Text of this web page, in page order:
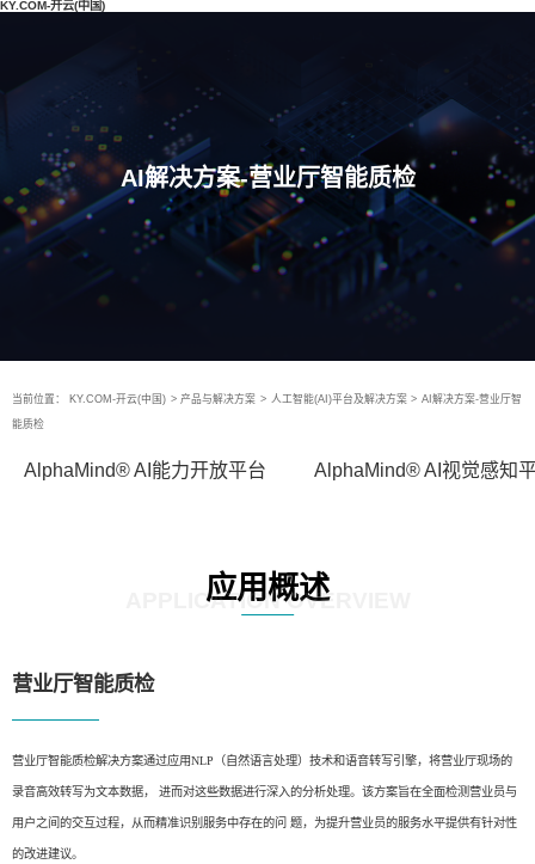
KY.COM-开云(中国)
AI解决方案-营业厅智能质检
当前位置： KY.COM-开云(中国) > 产品与解决方案 > 人工智能(AI)平台及解决方案 > AI解决方案-营业厅智
能质检
AlphaMind® AI能力开放平台 AlphaMind® AI视觉感知
应用概述
APPLICATION OVERVIEW
营业厅智能质检
营业厅智能质检解决方案通过应用NLP（自然语言处理）技术和语音转写引擎，将营业厅现场的
录音高效转写为文本数据， 进而对这些数据进行深入的分析处理。该方案旨在全面检测营业员与
用户之间的交互过程，从而精准识别服务中存在的问 题，为提升营业员的服务水平提供有针对性
的改进建议。